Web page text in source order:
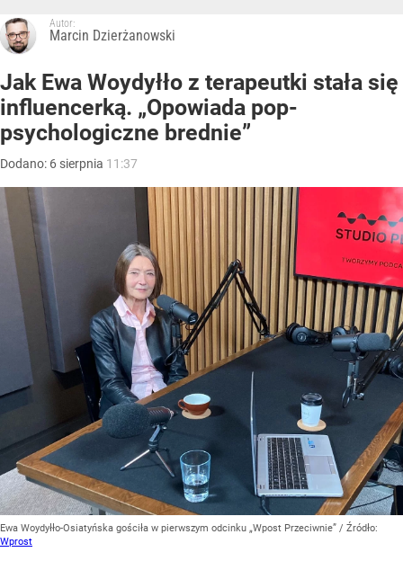
Autor:
Marcin Dzierżanowski
Jak Ewa Woydyłło z terapeutki stała się
influencerką. „Opowiada pop-
psychologiczne brednie”
Dodano: 6 sierpnia 11:37
Ewa Woydyłło-Osiatyńska gościła w pierwszym odcinku „Wpost Przeciwnie” / Źródło:
Wprost